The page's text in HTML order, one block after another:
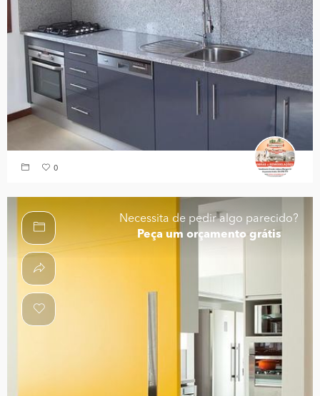
0
Necessita de pedir algo parecido?
Peça um orçamento grátis